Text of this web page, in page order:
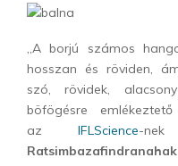
„A borjú számos
hosszan és röviden,
szó, rövidek,
böfögésre
az IFLScience-